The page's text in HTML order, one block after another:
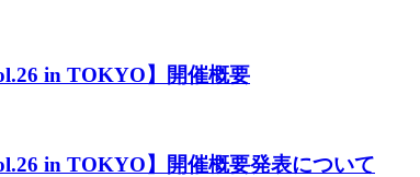
in TOKYO】開催概要
in TOKYO】開催概要発表について